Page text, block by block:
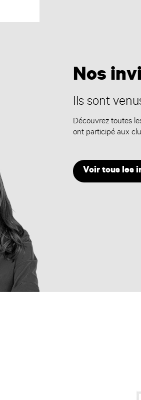
Nos
Ils sont
Découvrez toutes
ont participé aux
Voir tous les